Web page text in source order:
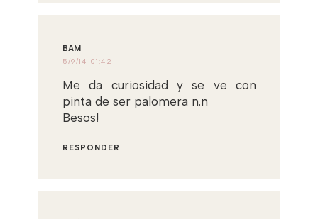
BAM
5/9/14 01:42
Me da curiosidad y se ve con
pinta de ser palomera n.n
Besos!
RESPONDER